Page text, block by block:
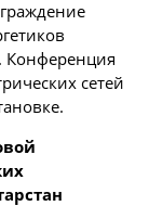
Конференция
сетей